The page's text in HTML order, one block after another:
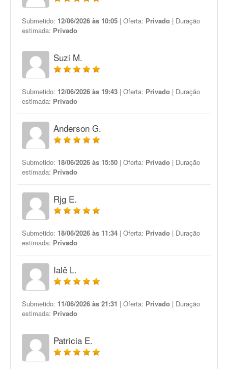
Submetido: 12/06/2026 às 10:05 | Oferta: Privado | Duração
estimada: Privado
Suzi M.
Submetido: 12/06/2026 às 19:43 | Oferta: Privado | Duração
estimada: Privado
Anderson G.
Submetido: 18/06/2026 às 15:50 | Oferta: Privado | Duração
estimada: Privado
Rjg E.
Submetido: 18/06/2026 às 11:34 | Oferta: Privado | Duração
estimada: Privado
Ialê L.
Submetido: 11/06/2026 às 21:31 | Oferta: Privado | Duração
estimada: Privado
Patricia E.